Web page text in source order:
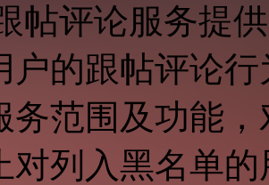
帖评论服务提
户的跟帖评论
务范围及功能
对列入黑名单